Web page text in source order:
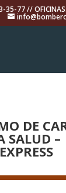
35-77 //
DE
SALUD –